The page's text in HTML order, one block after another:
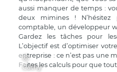
aussi manquer de temps :
deux mimines !
comptable, un développeur
Gardez les tâches pour
L’objectif est d’optimiser
entreprise : ce n’est pas une
Faites les calculs pour que
Ⓒ
Cathy